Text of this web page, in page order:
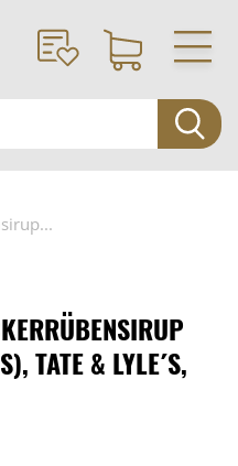
TATE & LYLE´S,